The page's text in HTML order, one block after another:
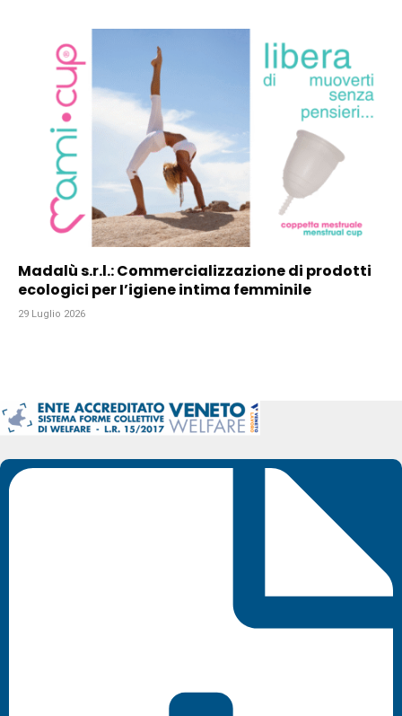
Madalù s.r.l.: Commercializzazione di prodotti
ecologici per I’igiene intima femminile
29 Luglio 2026